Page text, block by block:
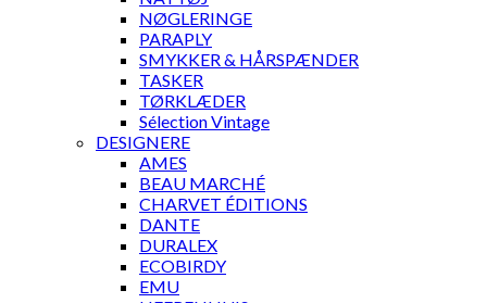
NØGLERINGE
PARAPLY
SMYKKER & HÅRSPÆNDER
TASKER
TØRKLÆDER
Sélection Vintage
DESIGNERE
AMES
BEAU MARCHÉ
CHARVET ÉDITIONS
DANTE
DURALEX
ECOBIRDY
EMU